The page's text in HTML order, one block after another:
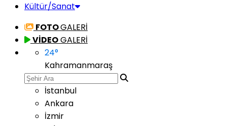
Kültür/Sanat
FOTOGALERİ
VİDEOGALERİ
24°
Kahramanmaraş
İstanbul
Ankara
İzmir